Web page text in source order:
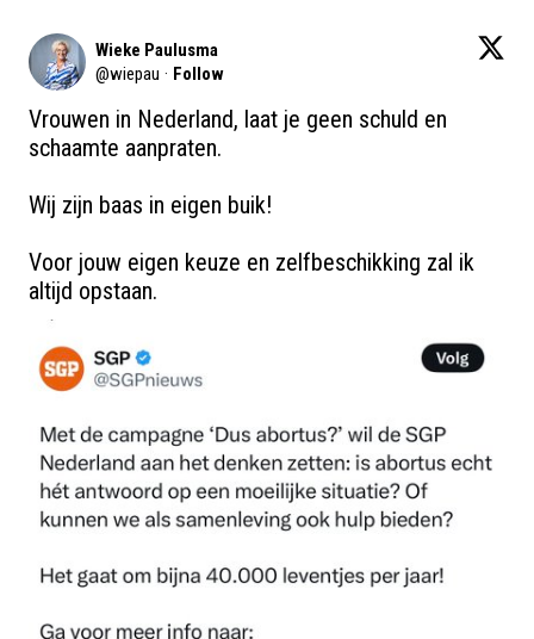
Wieke Paulusma
@wiepau · Follow
Vrouwen in Nederland, laat je geen schuld en
schaamte aanpraten.
Wij zijn baas in eigen buik!
Voor jouw eigen keuze en zelfbeschikking zal ik
altijd opstaan.